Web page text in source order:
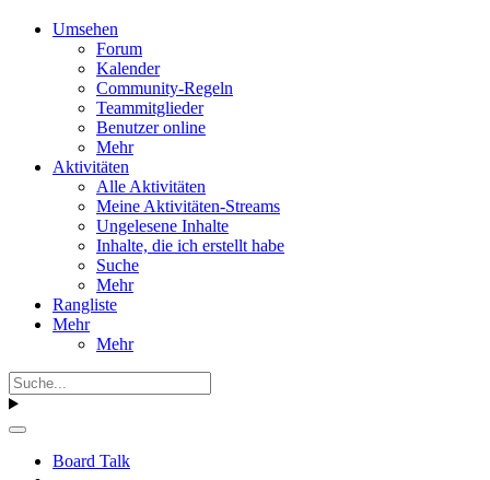
Umsehen
Forum
Kalender
Community-Regeln
Teammitglieder
Benutzer online
Mehr
Aktivitäten
Alle Aktivitäten
Meine Aktivitäten-Streams
Ungelesene Inhalte
Inhalte, die ich erstellt habe
Suche
Mehr
Rangliste
Mehr
Mehr
Board Talk